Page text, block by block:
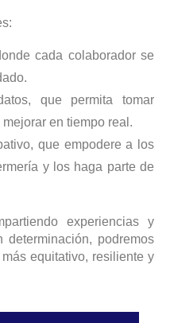
cada colaborador se
que permita tomar
en tiempo real.
que empodere a los
y los haga parte de
experiencias y
podremos
equitativo, resiliente y